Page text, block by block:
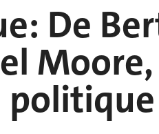
De
politique